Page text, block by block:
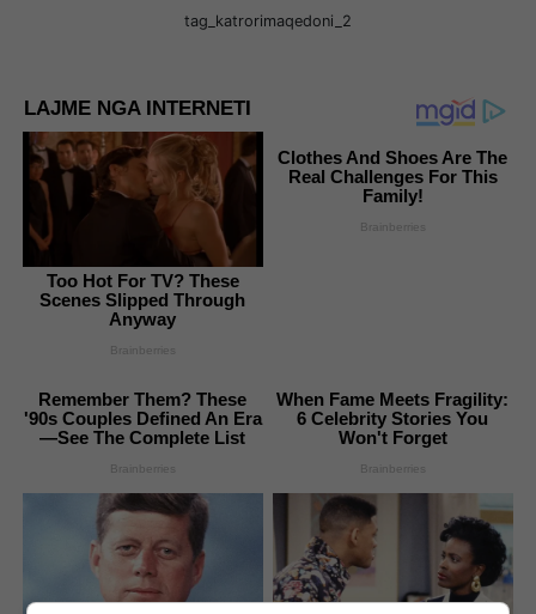
tag_katrorimaqedoni_2
LAJME NGA INTERNETI
Too Hot For TV? These
Scenes Slipped Through
Anyway
Brainberries
Clothes And Shoes Are The
Real Challenges For This
Family!
Brainberries
Remember Them? These
'90s Couples Defined An Era
—See The Complete List
Brainberries
When Fame Meets Fragility:
6 Celebrity Stories You
Won't Forget
Brainberries